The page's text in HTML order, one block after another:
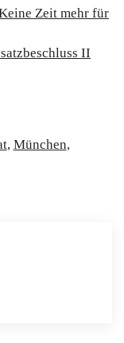
Zeit mehr für
II
, München,